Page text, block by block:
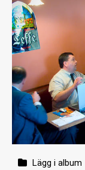
Lägg i album